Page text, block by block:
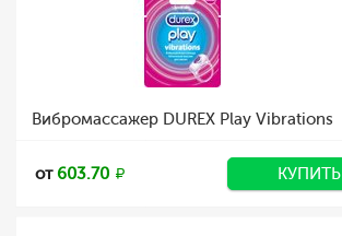
Вибромассажер DUREX Play Vibrations
от603.70 КУПИТЬ